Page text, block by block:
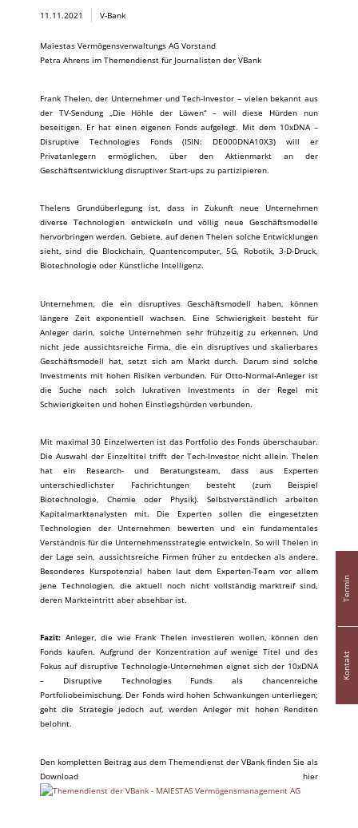
11.11.2021 V-Bank
Maiestas Vermögensverwaltungs AG Vorstand
Petra Ahrens im Themendienst für Journalisten der VBank
Frank Thelen, der Unternehmer und Tech-Investor – vielen bekannt aus
der TV-Sendung „Die Höhle der Löwen“ – will diese Hürden nun
beseitigen. Er hat einen eigenen Fonds aufgelegt. Mit dem 10xDNA –
Disruptive Technologies Fonds (ISIN: DE000DNA10X3) will er
Privatanlegern ermöglichen, über den Aktienmarkt an der
Geschäftsentwicklung disruptiver Start-ups zu partizipieren.
Thelens Grundüberlegung ist, dass in Zukunft neue Unternehmen
diverse Technologien entwickeln und völlig neue Geschäftsmodelle
hervorbringen werden. Gebiete, auf denen Thelen solche Entwicklungen
sieht, sind die Blockchain, Quantencomputer, 5G, Robotik, 3-D-Druck,
Biotechnologie oder Künstliche Intelligenz.
Unternehmen, die ein disruptives Geschäftsmodell haben, können
längere Zeit exponentiell wachsen. Eine Schwierigkeit besteht für
Anleger darin, solche Unternehmen sehr frühzeitig zu erkennen. Und
nicht jede aussichtsreiche Firma, die ein disruptives und skalierbares
Geschäftsmodell hat, setzt sich am Markt durch. Darum sind solche
Investments mit hohen Risiken verbunden. Für Otto-Normal-Anleger ist
die Suche nach solch lukrativen Investments in der Regel mit
Schwierigkeiten und hohen Einstiegshürden verbunden.
Mit maximal 30 Einzelwerten ist das Portfolio des Fonds überschaubar.
Die Auswahl der Einzeltitel trifft der Tech-Investor nicht allein. Thelen
hat ein Research- und Beratungsteam, dass aus Experten
unterschiedlichster Fachrichtungen besteht (zum Beispiel
Biotechnologie, Chemie oder Physik). Selbstverständlich arbeiten
Kapitalmarktanalysten mit. Die Experten sollen die eingesetzten
Technologien der Unternehmen bewerten und ein fundamentales
Verständnis für die Unternehmensstrategie entwickeln. So will Thelen in
der Lage sein, aussichtsreiche Firmen früher zu entdecken als andere.
Besonderes Kurspotenzial haben laut dem Experten-Team vor allem
jene Technologien, die aktuell noch nicht vollständig marktreif sind,
deren Markteintritt aber absehbar ist.
Fazit: Anleger, die wie Frank Thelen investieren wollen, können den
Fonds kaufen. Aufgrund der Konzentration auf wenige Titel und des
Fokus auf disruptive Technologie-Unternehmen eignet sich der 10xDNA
– Disruptive Technologies Funds als chancenreiche
Portfoliobeimischung. Der Fonds wird hohen Schwankungen unterliegen;
geht die Strategie jedoch auf, werden Anleger mit hohen Renditen
belohnt.
Den kompletten Beitrag aus dem Themendienst der VBank finden Sie als
Kontakt
Termin